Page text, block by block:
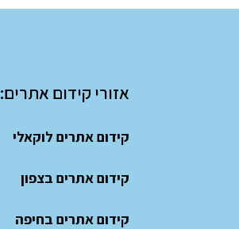
אזורי קידום אתרים:
קידום אתרים לוקאלי
קידום אתרים בצפון
קידום אתרים בחיפה